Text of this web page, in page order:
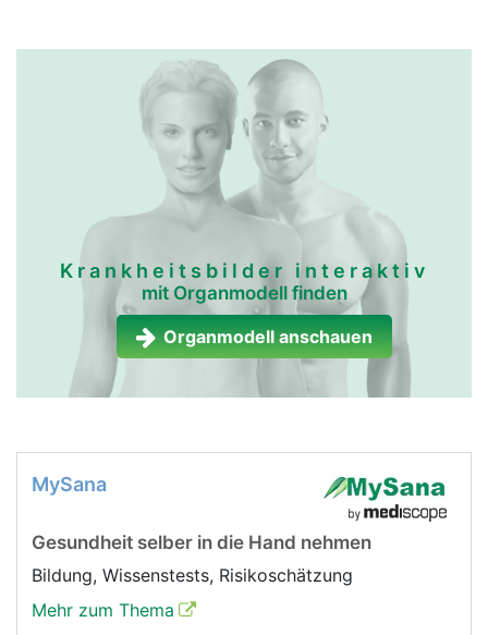
Krankheitsbilder interaktiv
mit Organmodell finden
Organmodell anschauen
MySana
Gesundheit selber in die Hand nehmen
Bildung, Wissenstests, Risikoschätzung
Mehr zum Thema